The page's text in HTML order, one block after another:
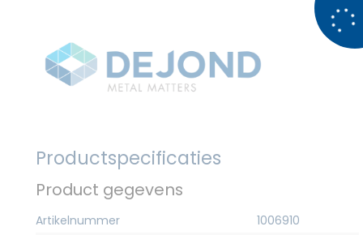
Productspecificaties
Product gegevens
Artikelnummer
1006910